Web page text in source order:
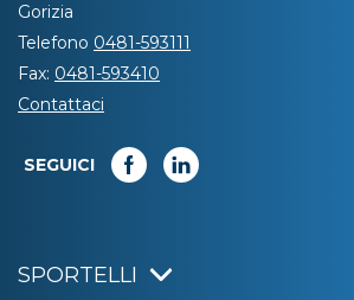
Gorizia
Telefono 0481-593111
Fax: 0481-593410
Contattaci
SEGUICI
SPORTELLI